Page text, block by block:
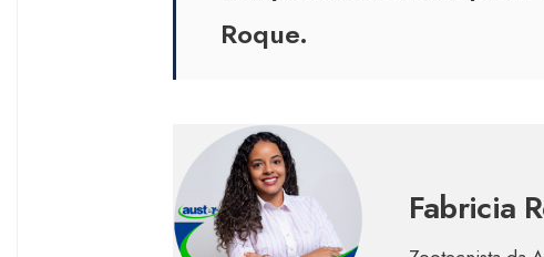
Roque.
Fabricia